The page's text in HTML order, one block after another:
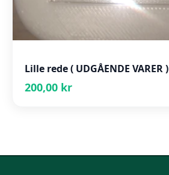
Lille rede ( UDGÅENDE VARER )
200,00 kr